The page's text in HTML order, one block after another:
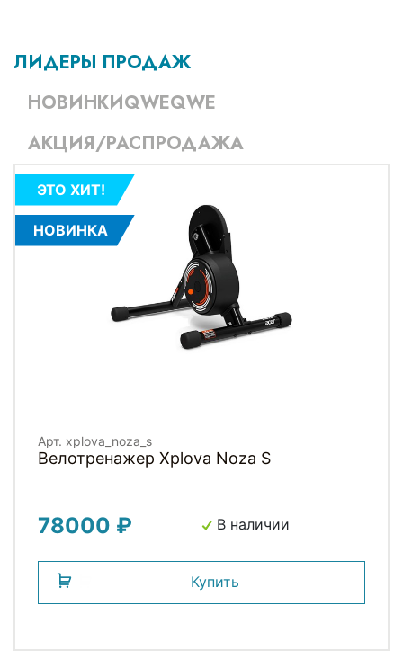
ЛИДЕРЫ ПРОДАЖ
НОВИНКИQWEQWE
АКЦИЯ/РАСПРОДАЖА
ЭТО ХИТ!
НОВИНКА
Арт. xplova_noza_s
Велотренажер Xplova Noza S
78000 ₽ В наличии
Купить